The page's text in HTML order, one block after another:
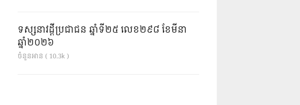
ទស្សនាវដ្ដីប្រជាជន ឆ្នាំទី២៥ លេខ២៩៨ ខែមីនា
ឆ្នាំ២០២៦
ចំនួនអាន ( 10.3k )